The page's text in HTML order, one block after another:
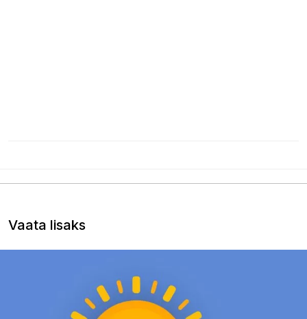
Vaata lisaks